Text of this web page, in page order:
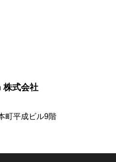
式会社
町平成ビル9階